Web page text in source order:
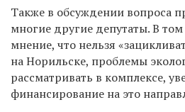
Также в обсуждении вопроса
многие другие депутаты. В
мнение, что нельзя
на Норильске, проблемы
рассматривать в комплексе,
финансирование на это